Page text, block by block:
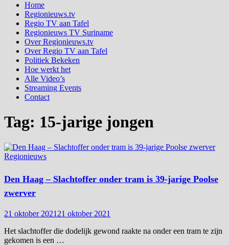
Home
Regionieuws.tv
Regio TV aan Tafel
Regionieuws TV Suriname
Over Regionieuws.tv
Over Regio TV aan Tafel
Politiek Bekeken
Hoe werkt het
Alle Video’s
Streaming Events
Contact
Tag: 15-jarige jongen
Regionieuws
Den Haag – Slachtoffer onder tram is 39-jarige Poolse
zwerver
21 oktober 2021 21 oktober 2021
Het slachtoffer die dodelijk gewond raakte na onder een tram te zijn
gekomen is een …